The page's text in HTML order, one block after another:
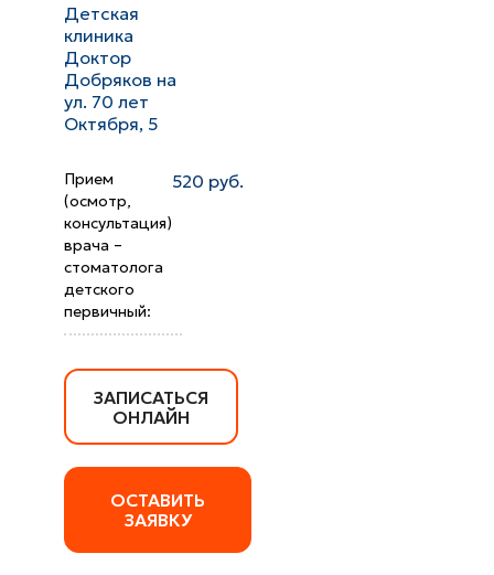
Детская
клиника
Доктор
Добряков на
ул. 70 лет
Октября, 5
Прием
(осмотр,
консультация)
врача –
стоматолога
детского
первичный:
520 руб.
ЗАПИСАТЬСЯ
ОНЛАЙН
ОСТАВИТЬ
ЗАЯВКУ